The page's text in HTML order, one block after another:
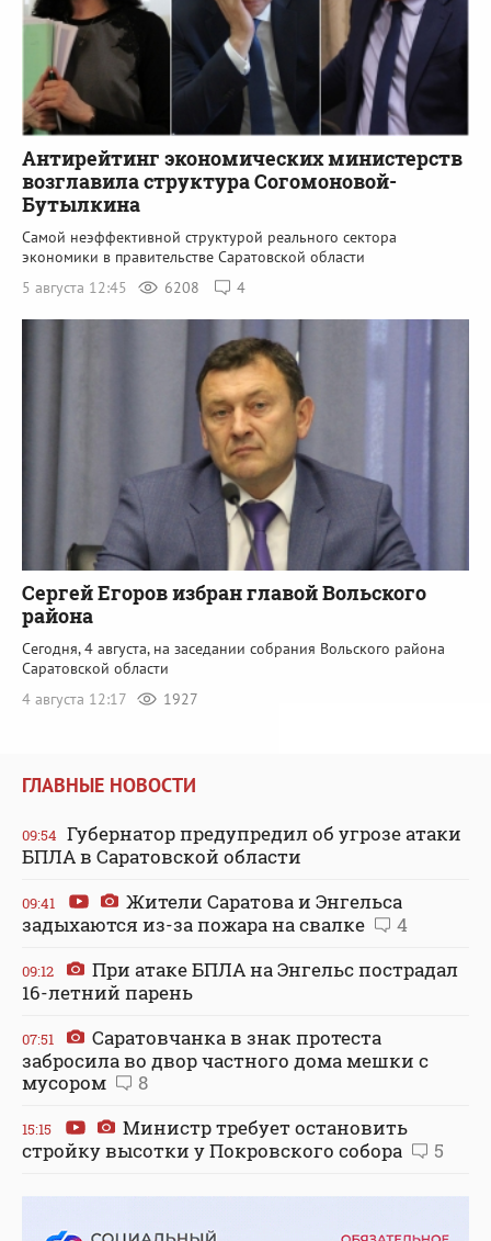
Антирейтинг экономических министерств
возглавила структура Согомоновой-
Бутылкина
Самой неэффективной структурой реального сектора
экономики в правительстве Саратовской области
5 августа 12:45
6208 4
Сергей Егоров избран главой Вольского
района
Сегодня, 4 августа, на заседании собрания Вольского района
Саратовской области
4 августа 12:17
1927
ГЛАВНЫЕ НОВОСТИ
09:54 Губернатор предупредил об угрозе атаки
БПЛА в Саратовской области
09:41
Жители Саратова и Энгельса
задыхаются из-за пожара на свалке
4
09:12
При атаке БПЛА на Энгельс пострадал
16-летний парень
07:51
Саратовчанка в знак протеста
забросила во двор частного дома мешки с
мусором
8
15:15
Министр требует остановить
стройку высотки у Покровского собора
5